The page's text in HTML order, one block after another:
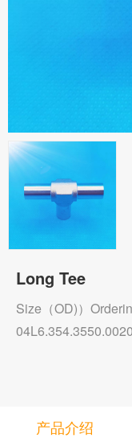
Long Tee
Size（OD)）
产品介绍